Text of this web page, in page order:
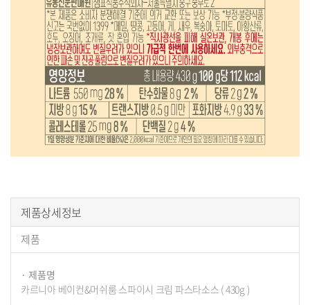
구
매
정
제품상세정보
제품
제품명
카르니아 베이컨&머쉬룸 스파이시 크림 파스타소스 ( 430g )